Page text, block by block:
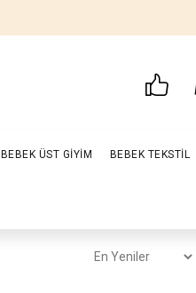
BEBEK ÜST GİYİM BEBEK TEKSTİL